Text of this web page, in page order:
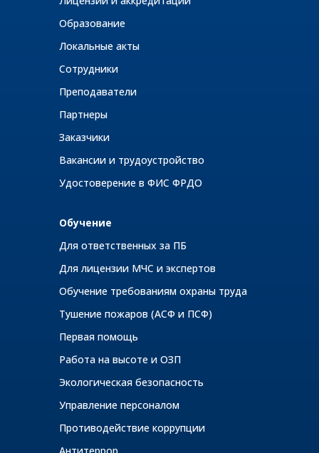
Экологическая безопасность
Противодействие коррупции
Управление персоналом
Обучение
Для ответственных за ПБ
Тушение пожаров (АСФ и ПСФ)
Первая помощь
Работа на высоте и ОЗП
Для лицензии МЧС и экспертов
Обучение требованиям охраны труда
Преподаватели
Партнеры
Заказчики
Вакансии и трудоустройство
Удостоверение в ФИС ФРДО
Образование
Локальные акты
Сотрудники